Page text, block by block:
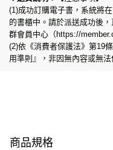
(1)成功訂購電子書，系統將
的書櫃中。請於派送成功後
群會員中心（https://
(2)依《消費者保護法》第19
用準則』，非因無內容或無
商品規格